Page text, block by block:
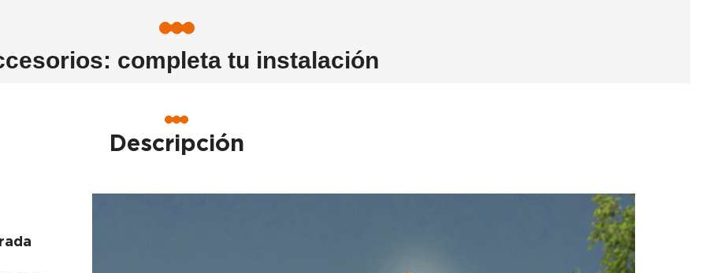
completa tu instalación
Descripción